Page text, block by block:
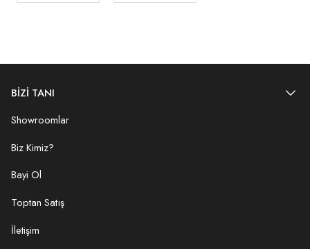
BİZİ TANI
Showroomlar
Biz Kimiz?
Bayi Ol
Toptan Satış
İletişim